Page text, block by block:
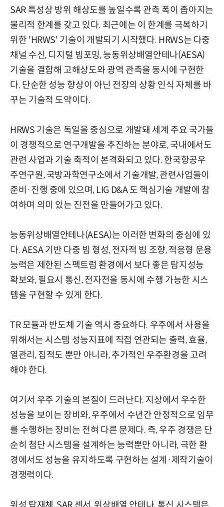
SAR 특성상 방위 해상도를 높일수록 관측 폭이 좁아지는
물리적 한계를 갖고 있다. 최근에는 이 한계를 극복하기
위한 'HRWS' 기술이 개발되기 시작했다. HRWS는 다중
채널 수신, 디지털 빔포밍, 능동위상배열안테나(AESA)
기술을 결합해 고해상도와 광역 관측을 동시에 구현한
다. 단순한 성능 향상이 아닌 전장의 상황 인식 자체를 바
꾸는 기술적 도약이다.
HRWS 기술은 독일을 중심으로 개발돼 세계 주요 국가들
이 경쟁적으로 연구개발을 추진하는 분야로, 국내에서도
관련 사업과 기술 축적이 본격화되고 있다. 한국항공우
주연구원, 국방과학연구소에서 기술개발, 관련사업들이
준비·진행 중에 있으며, LIG D&A 도 핵심기술 개발에 참
여하며 의미 있는 진전을 만들어가고 있다.
능동위상배열안테나(AESA)는 이러한 변화의 중심에 있
다. AESA 기반 다중 빔 형성, 전자적 빔 조향, 적응형 운용
능력은 제한된 스펙트럼 환경에서 보다 좋은 탐지성능
확보와, 필요시 통신, 전자전을 동시에 수행 가능한 시스
템을 구현할 수 있게 한다.
TR 모듈과 반도체 기술 역시 중요하다. 우주에서 사용을
위해서는 시스템 성능지표에 직접 연관되는 출력, 효율,
열관리, 집적도 뿐만 아니라, 추가적인 우주환경을 고려
해야 한다.
여기서 우주 기술의 본질이 드러난다. 지상에서 우수한
성능을 보이는 장비와, 우주에서 수년간 안정적으로 임무
를 수행하는 장비는 전혀 다른 문제다. 즉, 우주 경쟁은 단
순히 첨단 시스템을 설계하는 능력뿐만 아니라, 극한 환
경에서도 성능을 유지하도록 구현하는 설계·제작기술이
경쟁력이다.